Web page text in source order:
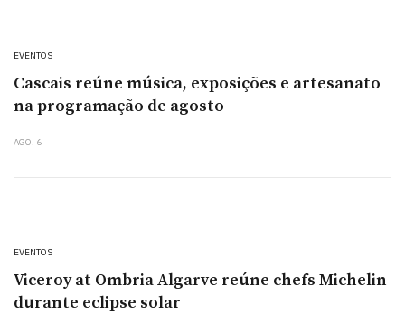
EVENTOS
Cascais reúne música, exposições e artesanato
na programação de agosto
AGO. 6
EVENTOS
Viceroy at Ombria Algarve reúne chefs Michelin
durante eclipse solar